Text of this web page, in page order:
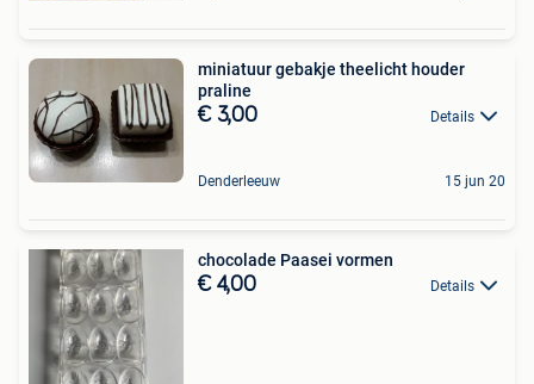
miniatuur gebakje theelicht houder
praline
€ 3,00 Details
Denderleeuw 15 jun 20
chocolade Paasei vormen
€ 4,00 Details